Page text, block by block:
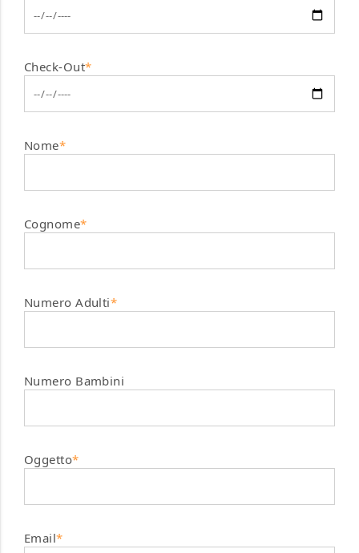
Check-Out*
Nome*
Cognome*
Numero Adulti*
Numero Bambini
Oggetto*
Email*